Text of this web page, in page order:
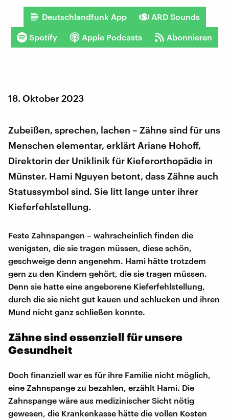
Deutschlandfunk App ARD Sounds
Spotify Apple Podcasts Abonnieren
18. Oktober 2023
Zubeißen, sprechen, lachen – Zähne sind für uns
Menschen elementar, erklärt Ariane Hohoff,
Direktorin der Uniklinik für Kieferorthopädie in
Münster. Hami Nguyen betont, dass Zähne auch
Statussymbol sind. Sie litt lange unter ihrer
Kieferfehlstellung.
Feste Zahnspangen – wahrscheinlich finden die
wenigsten, die sie tragen müssen, diese schön,
geschweige denn angenehm. Hami hätte trotzdem
gern zu den Kindern gehört, die sie tragen müssen.
Denn sie hatte eine angeborene Kieferfehlstellung,
durch die sie nicht gut kauen und schlucken und ihren
Mund nicht ganz schließen konnte.
Zähne sind essenziell für unsere
Gesundheit
Doch finanziell war es für ihre Familie nicht möglich,
eine Zahnspange zu bezahlen, erzählt Hami. Die
Zahnspange wäre aus medizinischer Sicht nötig
gewesen, die Krankenkasse hätte die vollen Kosten